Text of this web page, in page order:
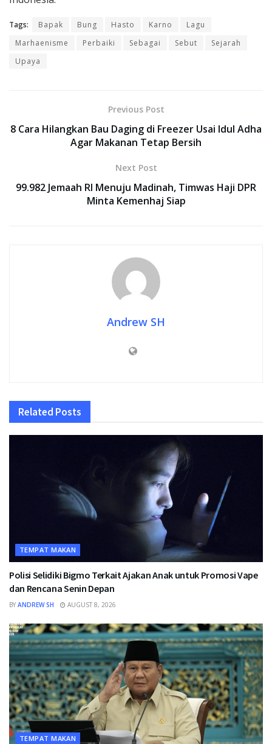
Tags: Bapak Bung Hasto Karno
Lagu
Marhaenisme
Perbaiki Sebagai Sebut
Sejarah
Upaya
Previous Post
8 Cara Hilangkan Bau Daging di Freezer Usai Idul Adha
Agar Makanan Tetap Bersih
Next Post
99.982 Jemaah RI Menuju Madinah, Timwas Haji DPR
Minta Kemenhaj Siap
Andrew SH
Related Posts
TEMPAT MAKAN
Polisi Selidiki Bigmo Terkait Ajakan Anak untuk Promosi Vape
dan Rencana Senin Depan
BY ANDREW SH AUGUST 8, 2026
TEMPAT MAKAN